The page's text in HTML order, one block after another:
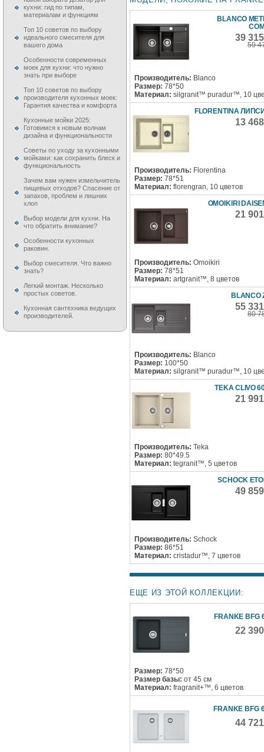
BLANCO
39
59
Производитель: Blanco
Размер: 78*50
Материал: silgranit™ puradur™, 10
FLORENTINA
13
Производитель: Florentina
Размер: 78*51
Материал: florengran, 10 цветов
OMOIKIRI
21
Производитель: Omoikiri
Размер: 78*51
Материал: artgranit™, 8 цветов
BLANCO
55
80
Производитель: Blanco
Размер: 100*50
Материал: silgranit™ puradur™, 10
TEKA CLIVO
21
Производитель: Teka
Размер: 80*49.5
Материал: tegranit™, 5 цветов
SCHOCK
49
Производитель: Schock
Размер: 86*51
Материал: cristadur™, 7 цветов
ЕЩЕ ИЗ ЭТОЙ КОЛЛЕКЦИИ:
FRANKE BFG
22
Размер: 78*50
Размер базы: от 45 см
Материал: fragranit+™, 6 цветов
FRANKE BFG
44
кухни: гид по типам,
материалам и функциям
Топ 10 советов по выбору
идеального смесителя для
вашего дома
Особенности современных
моек для кухни: что нужно
знать при выборе
Топ 10 советов по выбору
производителя кухонных моек:
Гарантия качества и комфорта
Кухонные мойки 2025:
Готовимся к новым волнам
дизайна и функциональности
Советы по уходу за кухонными
мойками: как сохранить блеск и
функциональность
Зачем вам нужен измельчитель
пищевых отходов? Спасение от
запахов, проблем и лишних
хлоп
Выбор модели для кухни. На
что обратить внимание?
Особенности кухонных
раковин.
Выбор смесителя. Что важно
знать?
Легкий монтаж. Несколько
простых советов.
Кухонная сантехника ведущих
производителей.